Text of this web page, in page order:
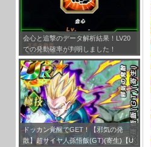
会心と追撃のデータ解析結果！LV20
での発動確率が判明しました！
ドッカン覚醒でGET！【邪気の発
散】超サイヤ人孫悟飯(GT)(寄生)【U